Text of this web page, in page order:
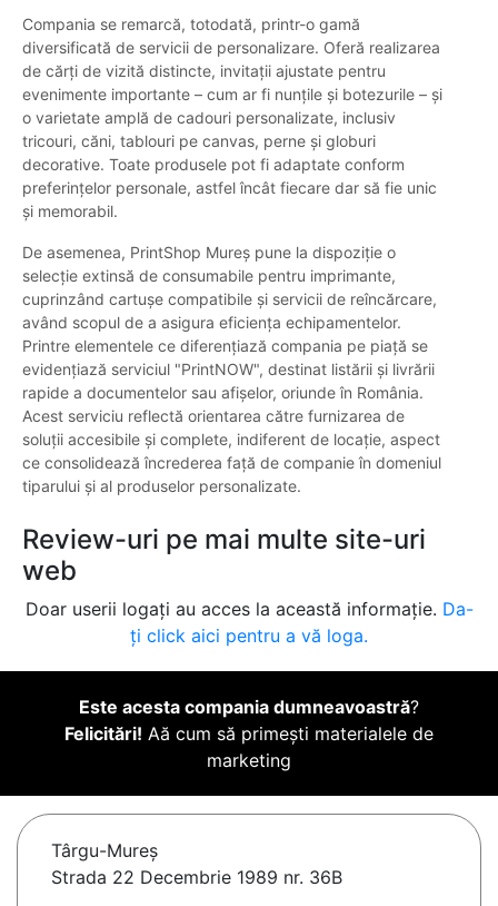
Compania se remarcă, totodată, printr-o gamă
diversificată de servicii de personalizare. Oferă realizarea
de cărți de vizită distincte, invitații ajustate pentru
evenimente importante – cum ar fi nunțile și botezurile – și
o varietate amplă de cadouri personalizate, inclusiv
tricouri, căni, tablouri pe canvas, perne și globuri
decorative. Toate produsele pot fi adaptate conform
preferințelor personale, astfel încât fiecare dar să fie unic
și memorabil.
De asemenea, PrintShop Mureș pune la dispoziție o
selecție extinsă de consumabile pentru imprimante,
cuprinzând cartușe compatibile și servicii de reîncărcare,
având scopul de a asigura eficiența echipamentelor.
Printre elementele ce diferențiază compania pe piață se
evidențiază serviciul "PrintNOW", destinat listării și livrării
rapide a documentelor sau afișelor, oriunde în România.
Acest serviciu reflectă orientarea către furnizarea de
soluții accesibile și complete, indiferent de locație, aspect
ce consolidează încrederea față de companie în domeniul
tiparului și al produselor personalizate.
Review-uri pe mai multe site-uri
web
Doar userii logați au acces la această informație. Da-
ți click aici pentru a vă loga.
Este acesta compania dumneavoastră?
Felicitări! Aă cum să primești materialele de
marketing
Târgu-Mureş
Strada 22 Decembrie 1989 nr. 36B